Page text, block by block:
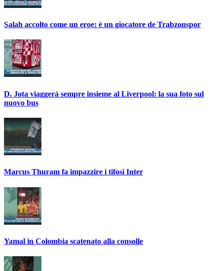
Salah accolto come un eroe: è un giocatore de Trabzonspor
D. Jota viaggerà sempre insieme al Liverpool: la sua foto sul
nuovo bus
Marcus Thuram fa impazzire i tifosi Inter
Yamal in Colombia scatenato alla consolle